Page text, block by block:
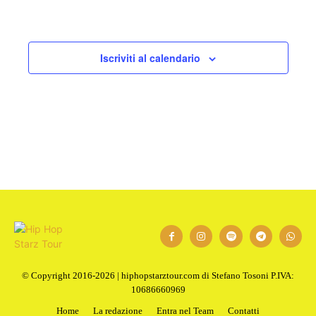
Iscriviti al calendario
© Copyright 2016-2026 | hiphopstarztour.com di Stefano Tosoni P.IVA:
10686660969
Home
La redazione Entra nel Team Contatti